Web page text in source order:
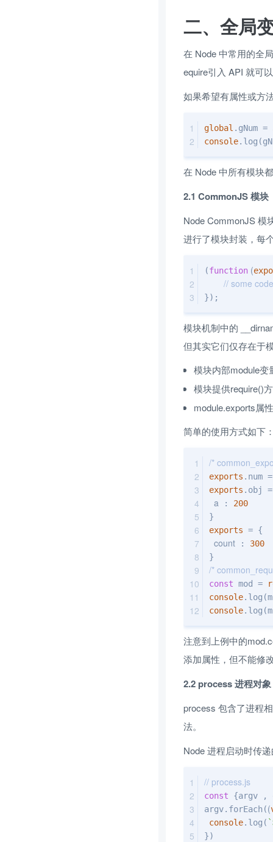
二、全局
在 Node 中常用的全
equire引入 API 就可
如果希望有属性或方
global .gNum =
console
在 Node 中所有模块
2.1 CommonJS 模块
Node CommonJS 模
进行了模块封装，每
(function (
// some code
});
模块机制中的
但其实它们仅存在于
模块内部module变
模块提供require()
module.exports属
简单的使用方式如下
/*
exports .num
exports .obj
a : 200
}
exports = {
count : 300
}
/*
const mod =
console
console
注意到上例中的
添加属性，但不能修
2.2 process 进程对象
process 包含了进程
法。
Node 进程启动时传
// process.js
const {argv ,
argv.forEach((
console.log( `
})